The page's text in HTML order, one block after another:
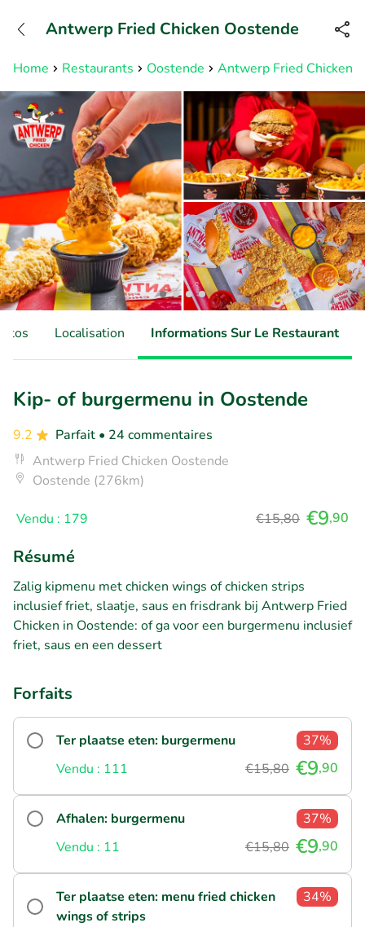
Disponible jusqu'à 23:00 heures
Home Restaurants Oostende Antwerp Fried Chicken
Antwerp Fried Chicken Oostende
Localisation Informations Sur Le Restaurant
Kip- of burgermenu in Oostende
9.2 Parfait • 24 commentaires
Antwerp Fried Chicken Oostende
Oostende (276km)
Vendu : 179 €15,80 €9,90
Résumé
Zalig kipmenu met chicken wings of chicken strips
inclusief friet, slaatje, saus en frisdrank bij Antwerp Fried
Chicken in Oostende: of ga voor een burgermenu inclusief
friet, saus en een dessert
Forfaits
Ter plaatse eten: burgermenu
37%
Vendu : 111
€15,80 €9,90
Afhalen: burgermenu
37%
Vendu : 11
€15,80 €9,90
Ter plaatse eten: menu fried chicken
wings of strips
34%